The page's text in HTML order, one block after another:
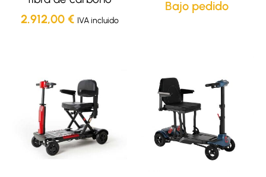
2.912,00 € IVA incluido
Bajo pedido